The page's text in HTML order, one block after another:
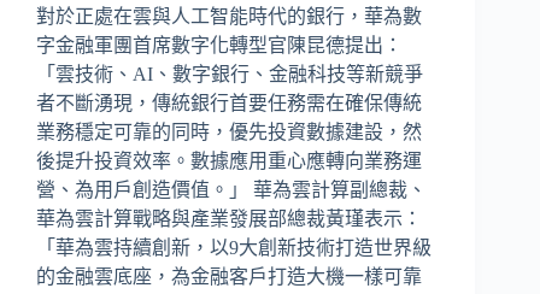
對於正處在雲與人工智能時代的銀行，華為數
字金融軍團首席數字化轉型官陳昆德提出：
「雲技術、AI、數字銀行、金融科技等新競爭
者不斷湧現，傳統銀行首要任務需在確保傳統
業務穩定可靠的同時，優先投資數據建設，然
後提升投資效率。數據應用重心應轉向業務運
營、為用戶創造價值。」 華為雲計算副總裁、
華為雲計算戰略與產業發展部總裁黃瑾表示：
「華為雲持續創新，以9大創新技術打造世界級
的金融雲底座，為金融客戶打造大機一樣可靠